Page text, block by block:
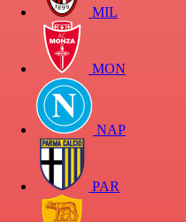
MIL
MON
NAP
PAR